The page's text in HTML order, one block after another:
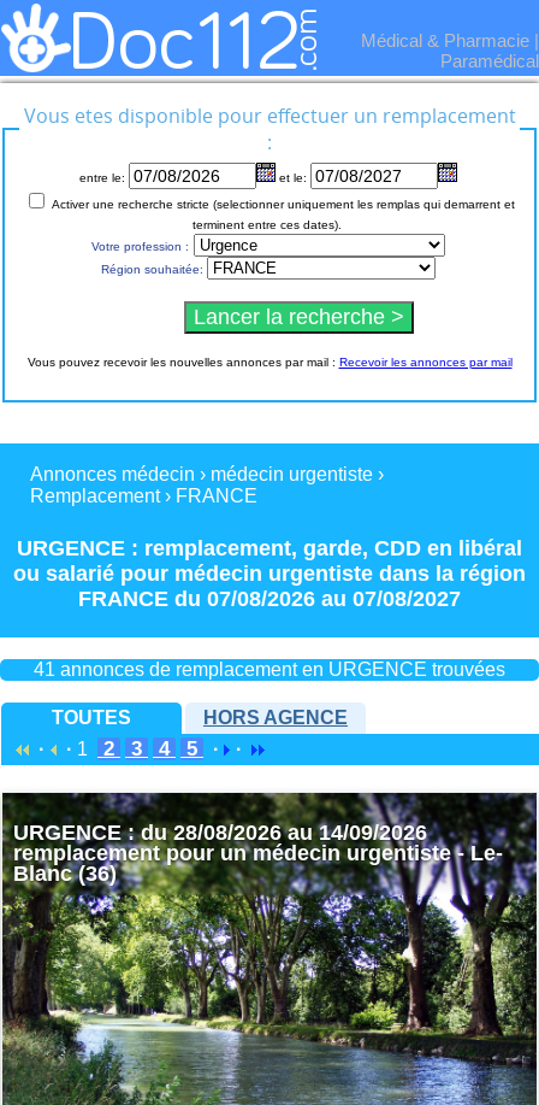
Médical & Pharmacie |
Paramédical
Vous etes disponible pour effectuer un remplacement
:
entre le:
et le:
terminent entre ces dates).
Votre profession :
Région souhaitée:
Vous pouvez recevoir les nouvelles annonces par mail : Recevoir les annonces par mail
Annonces médecin › médecin urgentiste ›
Remplacement › FRANCE
URGENCE : remplacement, garde, CDD en libéral
ou salarié pour médecin urgentiste dans la région
FRANCE du 07/08/2026 au 07/08/2027
41 annonces de remplacement en URGENCE trouvées
TOUTES
HORS AGENCE
·
· 1 2 3 4 5 · ·
URGENCE : du 28/08/2026 au 14/09/2026
remplacement pour un médecin urgentiste - Le-
Blanc (36)